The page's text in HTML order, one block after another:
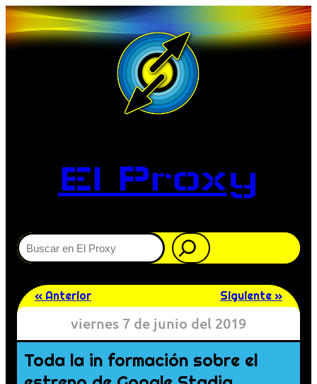
El Proxy
Buscar
« Anterior Siguiente »
viernes 7 de junio del 2019
Toda la in formación sobre el